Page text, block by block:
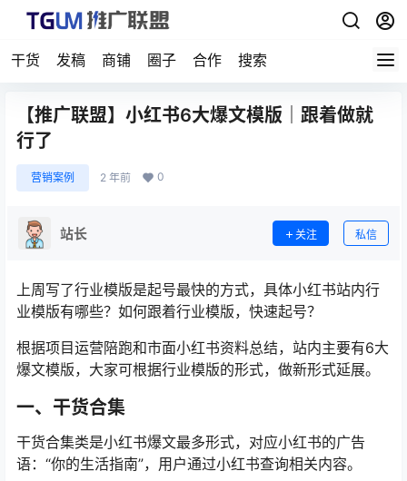
干货 发稿 商铺 圈子 合作 搜索
【推广联盟】小红书6大爆文模版｜跟着做就
行了
营销案例 2 年前 0
站长 关注 私信
上周写了行业模版是起号最快的方式，具体小红书站内行
业模版有哪些？如何跟着行业模版，快速起号？
根据项目运营陪跑和市面小红书资料总结，站内主要有6大
爆文模版，大家可根据行业模版的形式，做新形式延展。
一、干货合集
干货合集类是小红书爆文最多形式，对应小红书的广告
语：“你的生活指南”，用户通过小红书查询相关内容。